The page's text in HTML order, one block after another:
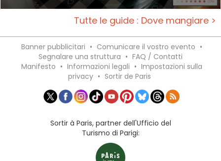
Tutte le guide : Dove mangiare >
Banner pubblicitari • Comunicare il vostro evento •
Segnalare una struttura • FAQ / Contatti
Manifesto • Informazioni legali • Impostazioni sulla
privacy • Sortir de Paris
Sortir à Paris, partner dell'Ufficio del
Turismo di Parigi: